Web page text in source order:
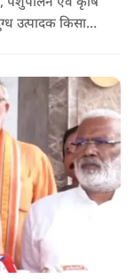
उत्पादक किसानों,